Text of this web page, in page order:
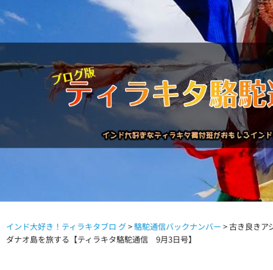
駱駝通信バックナンバー インドが大好き!!
インド大好き！ティラキタブロ グ>駱駝通信バックナンバー >古き良きア
ダナオ島を旅する【ティラキタ駱駝通信 9月3日号】